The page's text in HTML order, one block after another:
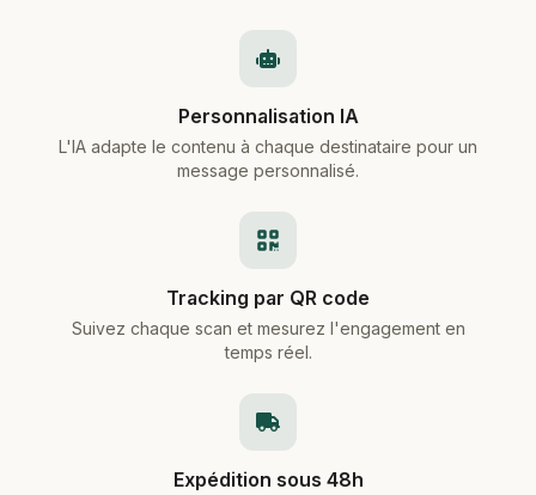
Personnalisation IA
L'IA adapte le contenu à chaque destinataire pour un
message personnalisé.
Tracking par QR code
Suivez chaque scan et mesurez l'engagement en
temps réel.
Expédition sous 48h